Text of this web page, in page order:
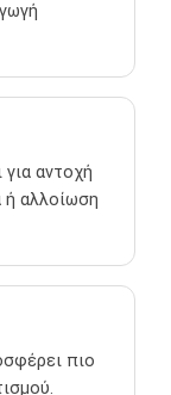
για αντοχή
ή αλλοίωση
πιο